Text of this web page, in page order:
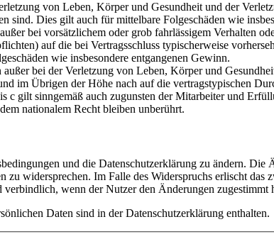
von Leben, Körper und Gesundheit und der
sind. Dies gilt auch für mittelbare Folgeschäden wie
bei vorsätzlichem oder grob fahrlässigem Verhalten
auf die bei Vertragsschluss typischerweise
wie insbesondere entgangenen Gewinn.
bei der Verletzung von Leben, Körper und
im Übrigen der Höhe nach auf die vertragstypischen
c gilt sinngemäß auch zugunsten der Mitarbeiter und
nationalem Recht bleiben unberührt.
und die Datenschutzerklärung zu ändern.
zu widersprechen. Im Falle des Widerspruchs erlischt
wenn der Nutzer den Änderungen zugestimmt
Daten sind in der Datenschutzerklärung enthalten.